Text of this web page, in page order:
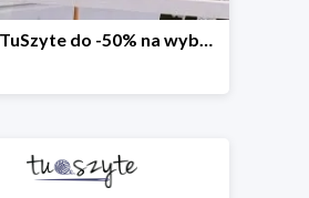
Sale w TuSzyte do -50% na wybrane modele